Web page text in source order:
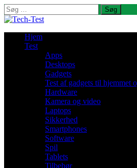
Søg
efter:
Hjem
Test
Apps
Desktops
Gadgets
Test af gadgets til hjemmet
Hardware
Kamera og video
Laptops
Sikkerhed
Smartphones
Software
Spil
Tablets
Tilbehør